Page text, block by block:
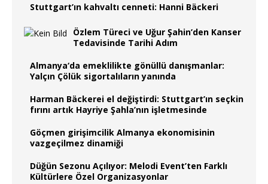
Stuttgart’ın kahvaltı cenneti: Hanni Bäckeri
Özlem Türeci ve Uğur Şahin’den Kanser
Tedavisinde Tarihi Adım
Almanya‘da emeklilikte gönüllü danışmanlar:
Yalçın Çölük sigortalıların yanında
Harman Bäckerei el değiştirdi: Stuttgart’ın seçkin
fırını artık Hayriye Şahla’nın işletmesinde
Göçmen girişimcilik Almanya ekonomisinin
vazgeçilmez dinamiği
Düğün Sezonu Açılıyor: Melodi Event’ten Farklı
Kültürlere Özel Organizasyonlar